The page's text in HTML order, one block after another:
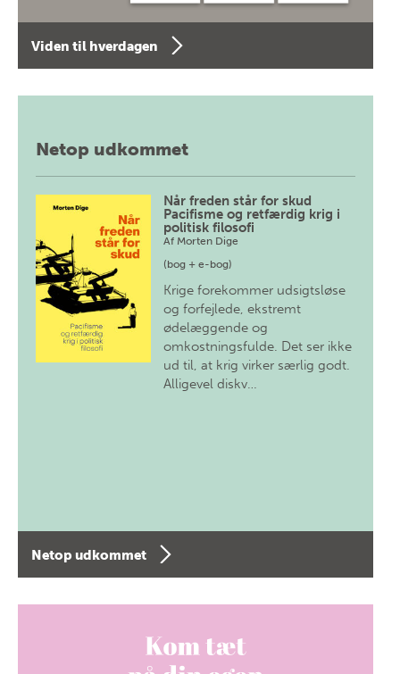
Viden til hverdagen
Netop udkommet
Når freden står for skud
Pacifisme og retfærdig krig i
politisk filosofi
Af Morten Dige
(bog + e-bog)
Krige forekommer udsigtsløse
og forfejlede, ekstremt
ødelæggende og
omkostningsfulde. Det ser ikke
ud til, at krig virker særlig godt.
Alligevel diskv…
Netop udkommet